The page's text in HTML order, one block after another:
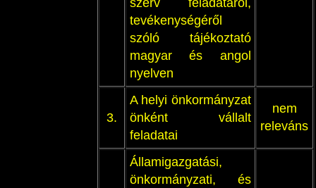
szerv feladatáról,
tevékenységéről
szóló tájékoztató
magyar és angol
nyelven
3.
A helyi önkormányzat
önként vállalt
feladatai
nem
releváns
Államigazgatási,
önkormányzati, és